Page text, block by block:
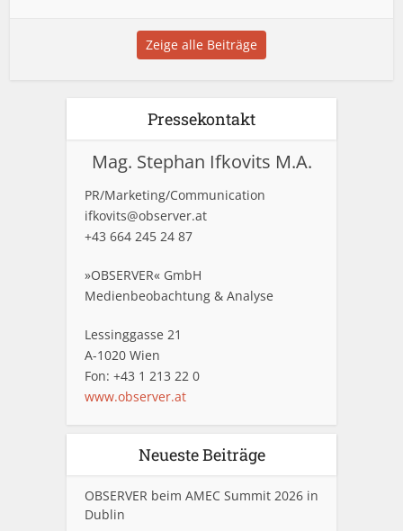
Zeige alle Beiträge
Pressekontakt
Mag. Stephan Ifkovits M.A.
PR/Marketing/Communication
ifkovits@observer.at
+43 664 245 24 87
»OBSERVER« GmbH
Medienbeobachtung & Analyse
Lessinggasse 21
A-1020 Wien
Fon: +43 1 213 22 0
www.observer.at
Neueste Beiträge
OBSERVER beim AMEC Summit 2026 in
Dublin